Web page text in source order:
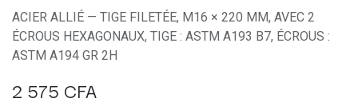
ACIER ALLIÉ — TIGE FILETÉE, M16 × 220 MM, AVEC 2
ÉCROUS HEXAGONAUX, TIGE : ASTM A193 B7, ÉCROUS :
ASTM A194 GR 2H
2 575 CFA